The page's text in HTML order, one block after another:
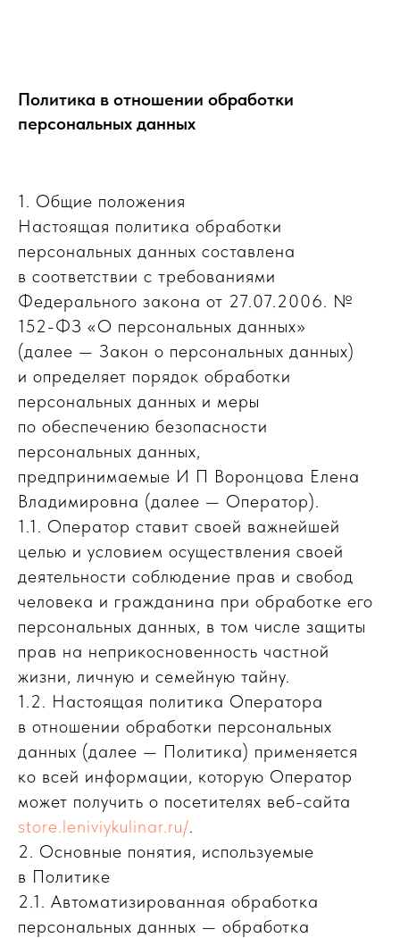
Политика в отношении обработки
персональных данных
1. Общие положения
Настоящая политика обработки
персональных данных составлена
в соответствии с требованиями
Федерального закона от 27.07.2006. №
152-ФЗ «О персональных данных»
(далее — Закон о персональных данных)
и определяет порядок обработки
персональных данных и меры
по обеспечению безопасности
персональных данных,
предпринимаемые И П Воронцова Елена
Владимировна (далее — Оператор).
1.1. Оператор ставит своей важнейшей
целью и условием осуществления своей
деятельности соблюдение прав и свобод
человека и гражданина при обработке его
персональных данных, в том числе защиты
прав на неприкосновенность частной
жизни, личную и семейную тайну.
1.2. Настоящая политика Оператора
в отношении обработки персональных
данных (далее — Политика) применяется
ко всей информации, которую Оператор
может получить о посетителях веб-сайта
store.leniviykulinar.ru/.
2. Основные понятия, используемые
в Политике
2.1. Автоматизированная обработка
персональных данных — обработка